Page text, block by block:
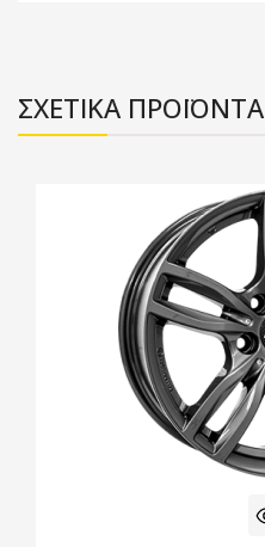
ΣΧΕΤΙΚΑ ΠΡΟΪΟΝΤΑ